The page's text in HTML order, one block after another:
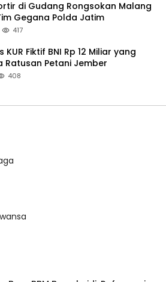
di Gudang Rongsokan Malang
Gegana Polda Jatim
417
KUR Fiktif BNI Rp 12 Miliar yang
Ratusan Petani Jember
408